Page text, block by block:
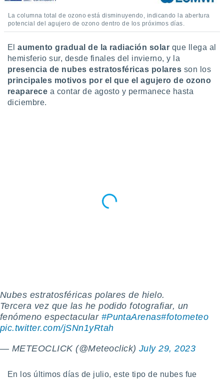
La columna total de ozono está disminuyendo, indicando la abertura
potencial del agujero de ozono dentro de los próximos días.
Elaumento gradual de la radiación solar que llega al
hemisferio sur, desde finales del invierno, y la
presencia de nubes estratosféricas polares son los
principales motivos por el que el agujero de ozono
reaparece a contar de agosto y permanece hasta
diciembre.
Nubes estratosféricas polares de hielo.
Tercera vez que las he podido fotografiar, un
fenómeno espectacular #PuntaArenas#fotometeo
pic.twitter.com/jSNn1yRtah
— METEOCLICK (@Meteoclick) July 29, 2023
En los últimos días de julio, este tipo de nubes fue